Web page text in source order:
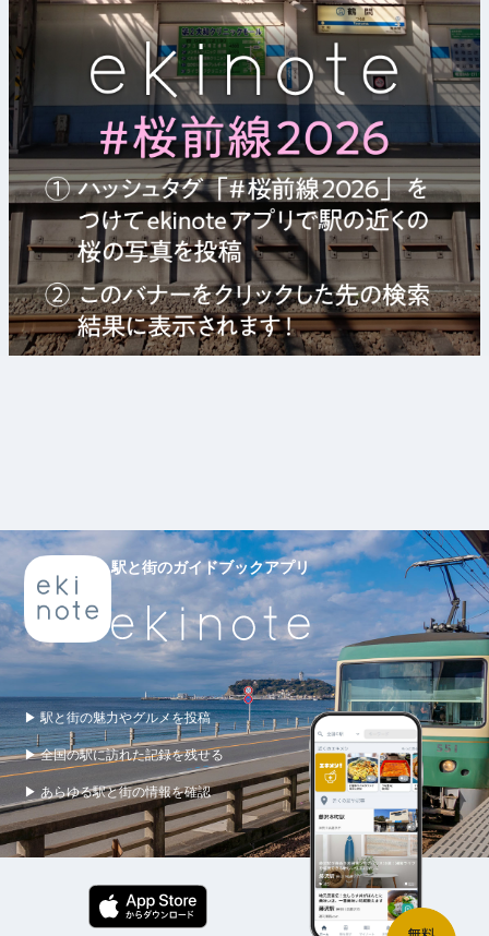
駅と街のガイドブックアプリ
▶ 駅と街の魅力やグルメを投稿
▶ 全国の駅に訪れた記録を残せる
▶ あらゆる駅と街の情報を確認